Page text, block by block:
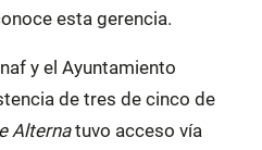
esta gerencia.
y el Ayuntamiento
de tres de cinco de
Alternatuvo acceso vía